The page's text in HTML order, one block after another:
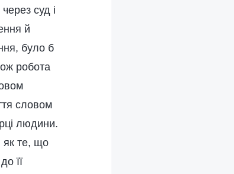
суд і
й
було б
робота
словом
людини.
як те, що
її